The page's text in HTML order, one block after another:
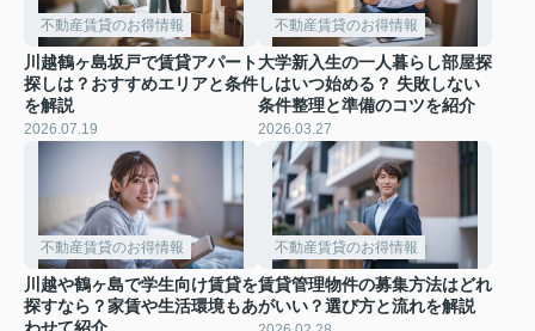
不動産賃貸のお得情報
川越鶴ヶ島坂戸で賃貸アパート
探しは？おすすめエリアと条件
を解説
2026.07.19
不動産賃貸のお得情報
大学新入生の一人暮らし部屋探
しはいつ始める？ 失敗しない
条件整理と準備のコツを紹介
2026.03.27
不動産賃貸のお得情報
川越や鶴ヶ島で学生向け賃貸を
探すなら？家賃や生活環境もあ
不動産賃貸のお得情報
賃貸管理物件の募集方法はどれ
がいい？選び方と流れを解説